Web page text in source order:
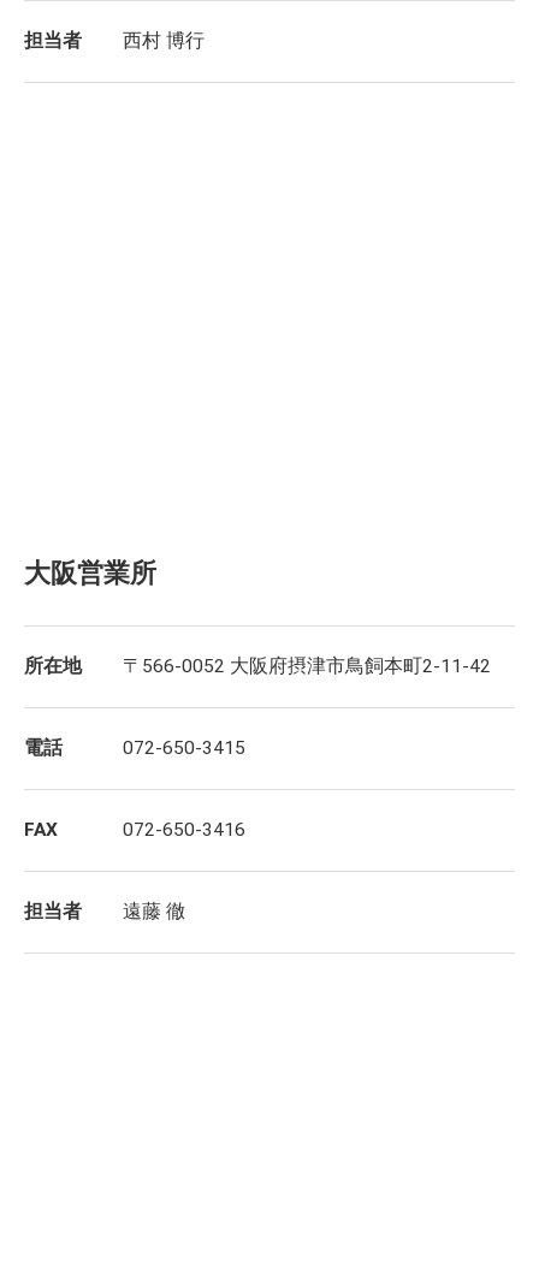
担当者 西村 博行
大阪営業所
所在地 〒566-0052 大阪府摂津市鳥飼本町2-11-42
電話 072-650-3415
FAX 072-650-3416
担当者 遠藤 徹